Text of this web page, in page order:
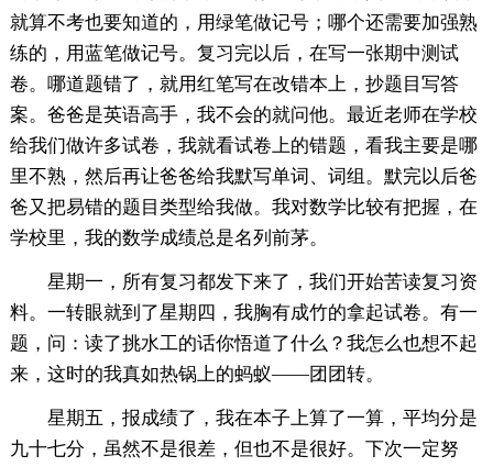
就算不考也要知道的，用绿笔做记号；哪个还需要加强熟
练的，用蓝笔做记号。复习完以后，在写一张期中测试
卷。哪道题错了，就用红笔写在改错本上，抄题目写答
案。爸爸是英语高手，我不会的就问他。最近老师在学校
给我们做许多试卷，我就看试卷上的错题，看我主要是哪
里不熟，然后再让爸爸给我默写单词、词组。默完以后爸
爸又把易错的题目类型给我做。我对数学比较有把握，在
学校里，我的数学成绩总是名列前茅。
星期一，所有复习都发下来了，我们开始苦读复习资
料。一转眼就到了星期四，我胸有成竹的拿起试卷。有一
题，问：读了挑水工的话你悟道了什么？我怎么也想不起
来，这时的我真如热锅上的蚂蚁——团团转。
星期五，报成绩了，我在本子上算了一算，平均分是
九十七分，虽然不是很差，但也不是很好。下次一定努